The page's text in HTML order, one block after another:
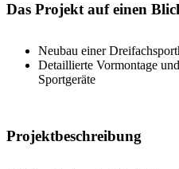
Das Projekt auf einen
Neubau einer
Detaillierte Vormontage
Sportgeräte
Projektbeschreibung